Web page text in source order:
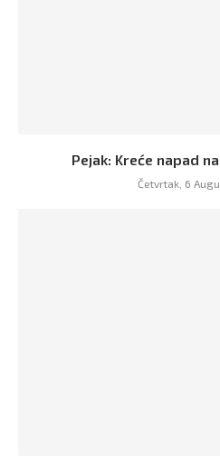
Pejak: Kreće napad
Četvrtak, 6